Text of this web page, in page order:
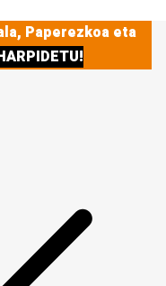
Paperezkoa eta